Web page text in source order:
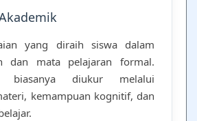
yang diraih siswa dalam
dan mata pelajaran formal.
biasanya diukur melalui
kemampuan kognitif, dan